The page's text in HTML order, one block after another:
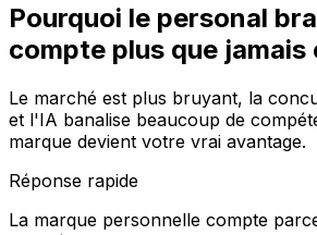
Pourquoi le personal
compte plus que jamais
Le marché est plus bruyant, la
et l'IA banalise beaucoup de
marque devient votre vrai avantage.
Réponse rapide
La marque personnelle compte